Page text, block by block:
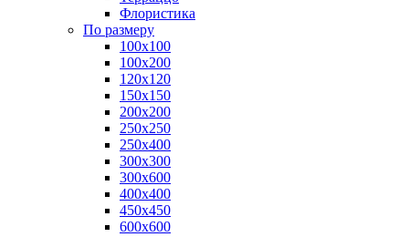
Флористика
По размеру
100х100
100х200
120х120
150х150
200х200
250х250
250х400
300х300
300х600
400х400
450х450
600х600